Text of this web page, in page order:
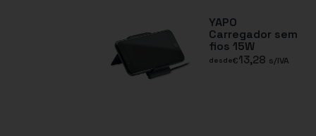
YAPO
Carregador sem
fios 15W
desde€13,28 s/IVA